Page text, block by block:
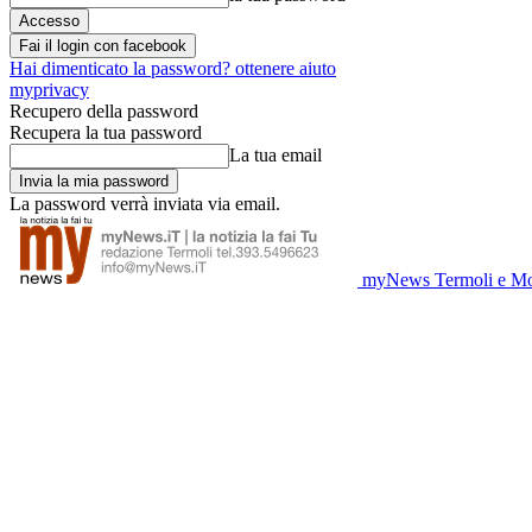
Fai il login con facebook
Hai dimenticato la password? ottenere aiuto
myprivacy
Recupero della password
Recupera la tua password
La tua email
La password verrà inviata via email.
myNews Termoli e